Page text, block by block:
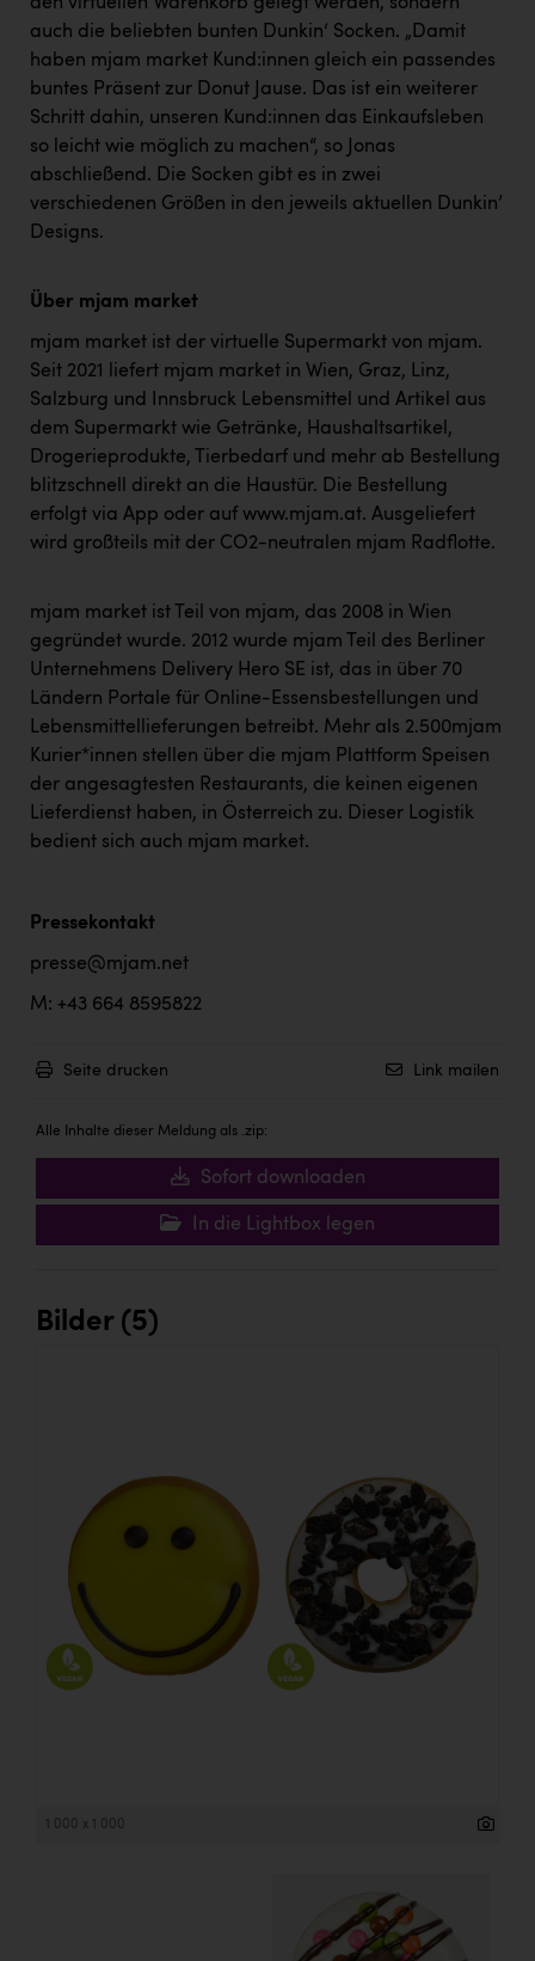
kunden basics
kontakt
auch die beliebten bunten Dunkin‘ Socken. „Damit
haben mjam market Kund:innen gleich ein passendes
buntes Präsent zur Donut Jause. Das ist ein weiterer
Schritt dahin, unseren Kund:innen das Einkaufsleben
so leicht wie möglich zu machen“, so Jonas
abschließend. Die Socken gibt es in zwei
verschiedenen Größen in den jeweils aktuellen Dunkin’
Designs.
Über mjam market
mjam market ist der virtuelle Supermarkt von mjam.
Seit 2021 liefert mjam market in Wien, Graz, Linz,
Salzburg und Innsbruck Lebensmittel und Artikel aus
dem Supermarkt wie Getränke, Haushaltsartikel,
Drogerieprodukte, Tierbedarf und mehr ab Bestellung
blitzschnell direkt an die Haustür. Die Bestellung
erfolgt via App oder auf www.mjam.at. Ausgeliefert
wird großteils mit der CO2-neutralen mjam Radflotte.
mjam market ist Teil von mjam, das 2008 in Wien
gegründet wurde. 2012 wurde mjam Teil des Berliner
Unternehmens Delivery Hero SE ist, das in über 70
Ländern Portale für Online-Essensbestellungen und
Lebensmittellieferungen betreibt. Mehr als 2.500mjam
Kurier*innen stellen über die mjam Plattform Speisen
der angesagtesten Restaurants, die keinen eigenen
Lieferdienst haben, in Österreich zu. Dieser Logistik
bedient sich auch mjam market.
Pressekontakt
presse@mjam.net
M: +43 664 8595822
Seite drucken Link mailen
Alle Inhalte dieser Meldung als .zip:
Sofort downloaden
In die Lightbox legen
Bilder (5)
1 000 x 1 000